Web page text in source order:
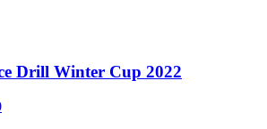
Drill Winter Cup 2022